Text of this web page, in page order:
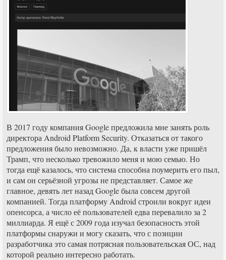
В 2017 году компания Google предложила мне занять роль
директора Android Platform Security. Отказаться от такого
предложения было невозможно. Да, к власти уже пришёл
Трамп, что несколько тревожило меня и мою семью. Но
тогда ещё казалось, что система способна поумерить его пыл,
и сам он серьёзной угрозы не представляет. Самое же
главное, девять лет назад Google была совсем другой
компанией. Тогда платформу Android строили вокруг идеи
опенсорса, а число её пользователей едва перевалило за 2
миллиарда. Я ещё с 2009 года изучал безопасность этой
платформы снаружи и могу сказать, что с позиции
разработчика это самая потрясная пользовательская ОС, над
которой реально интересно работать.